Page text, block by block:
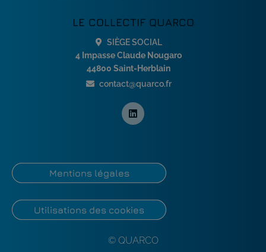
LE COLLECTIF QUARCO
SIÈGE SOCIAL
4 Impasse Claude Nougaro
44800 Saint-Herblain
contact@quarco.fr
© QUARCO
Mentions légales
Utilisations des cookies